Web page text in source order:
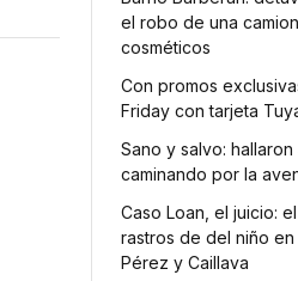
el robo de una
cosméticos
Con promos
Friday con tarjeta
Sano y salvo:
caminando por la
Caso Loan, el juicio:
rastros de del niño
Pérez y Caillava